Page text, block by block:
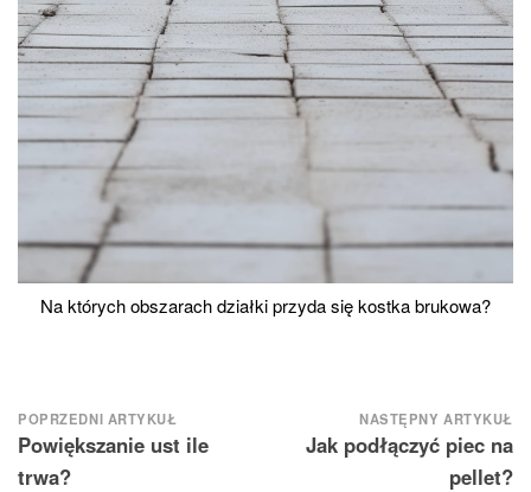
Na których obszarach działki przyda się kostka brukowa?
Nawigacja
wpisu
POPRZEDNI ARTYKUŁ
Powiększanie ust ile
trwa?
NASTĘPNY ARTYKUŁ
Jak podłączyć piec na
pellet?